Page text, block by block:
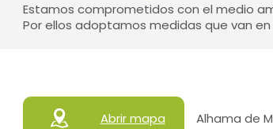
Estamos comprometidos con el medio
Por ellos adoptamos medidas que van
Abrir mapa Alhama de